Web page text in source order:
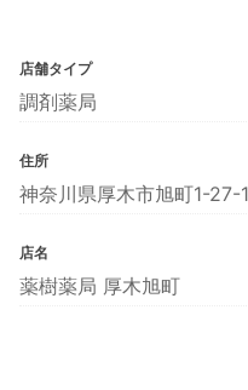
店舗タイプ
調剤薬局
住所
神奈川県厚木市旭町1-
店名
薬樹薬局 厚木旭町